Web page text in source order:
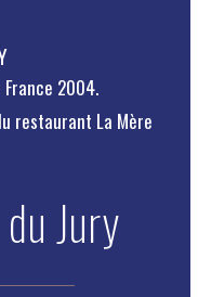
2004.
restaurant La Mère
Jury